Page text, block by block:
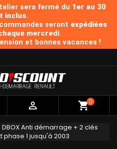
sera fermé du 1er au 30
inclus.
seront expédiées
mercredi.
et bonnes vacances !
 0
DBOX Anti démarrage + 2 clés
1 jusqu'à 2003